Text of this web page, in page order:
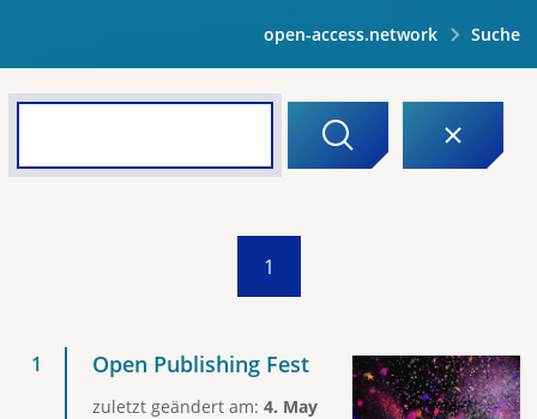
open-access.network Suche
1
Open Publishing Fest
zuletzt geändert am: 4. May